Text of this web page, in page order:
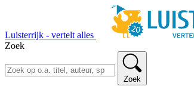
Luisterrijk - vertelt alles
Zoek
Zoek